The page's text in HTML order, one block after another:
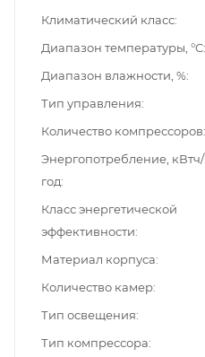
Климатический класс
Диапазон температуры, °C
Диапазон влажности, %
Тип управления
Количество компрессоров
Энергопотребление, кВтч/
год
Класс энергетической
эффективности
Материал корпуса
Количество камер
Тип освещения
Тип компрессора